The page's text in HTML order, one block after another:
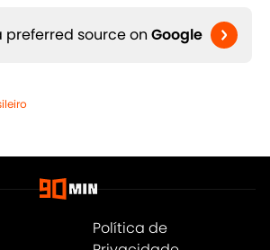
preferred source on Google
Política de